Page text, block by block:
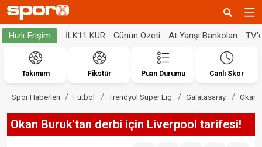
Hızlı Erişim İLK11 KUR Günün Özeti At Yarışı Bankoları
Takımım Fikstür Puan Durumu Canlı Skor
Spor Haberleri Futbol Trendyol Süper Lig Galatasaray Okan
Okan Buruk'tan derbi için Liverpool tarifesi!